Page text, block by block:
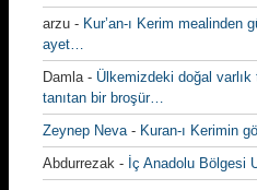
arzu - Kur’an-ı Kerim mealinden
ayet…
Damla- Ülkemizdeki doğal
tanıtan bir broşür…
Zeynep Neva- Kuran-ı Kerimin
Abdurrezak - İç Anadolu Bölgesi